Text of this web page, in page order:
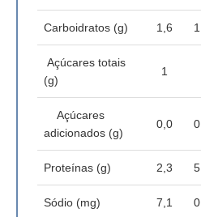
Carboidratos (g) 1,6 1
Açúcares totais
(g)
1
Açúcares
adicionados (g)
0,0 0
Proteínas (g) 2,3 5
Sódio (mg) 7,1 0